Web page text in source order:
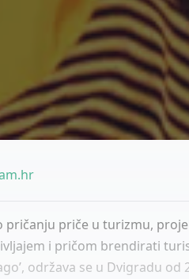
pričanju priče u turizmu,
i pričom brendirati
održava se u Dvigradu